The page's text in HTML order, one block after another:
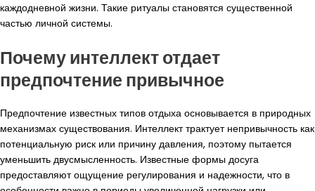
каждодневной жизни. Такие ритуалы становятся существенной
частью личной системы.
Почему интеллект отдает
предпочтение привычное
Предпочтение известных типов отдыха основывается в природных
механизмах существования. Интеллект трактует непривычность как
потенциальную риск или причину давления, поэтому пытается
уменьшить двусмысленность. Известные формы досуга
предоставляют ощущение регулирования и надежности, что в